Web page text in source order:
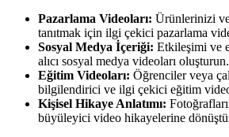
Pazarlama Videoları: Ürünlerinizi
tanıtmak için ilgi çekici pazarlama
Sosyal Medya İçeriği: Etkileşimi ve
alıcı sosyal medya videoları oluşturun.
Eğitim Videoları: Öğrenciler veya
bilgilendirici ve ilgi çekici eğitim
Kişisel Hikaye Anlatımı:
büyüleyici video hikayelerine